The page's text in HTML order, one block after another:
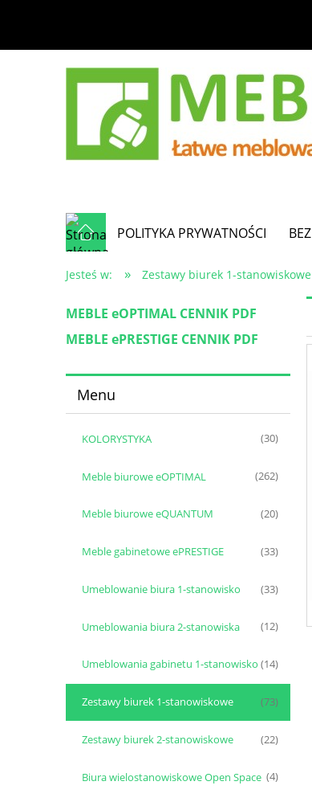
POLITYKA PRYWATNOŚCI
Jesteś w: » Zestawy biurek 1-stanowiskowe
MEBLE eOPTIMAL CENNIK PDF
MEBLE ePRESTIGE CENNIK PDF
Menu
KOLORYSTYKA (30)
Meble biurowe eOPTIMAL (262)
Meble biurowe eQUANTUM (20)
Meble gabinetowe ePRESTIGE (33)
Umeblowanie biura 1-stanowisko (33)
Umeblowania biura 2-stanowiska (12)
Umeblowania gabinetu 1-stanowisko (14)
Zestawy biurek 1-stanowiskowe (73)
Zestawy biurek 2-stanowiskowe (22)
Biura wielostanowiskowe Open Space (4)